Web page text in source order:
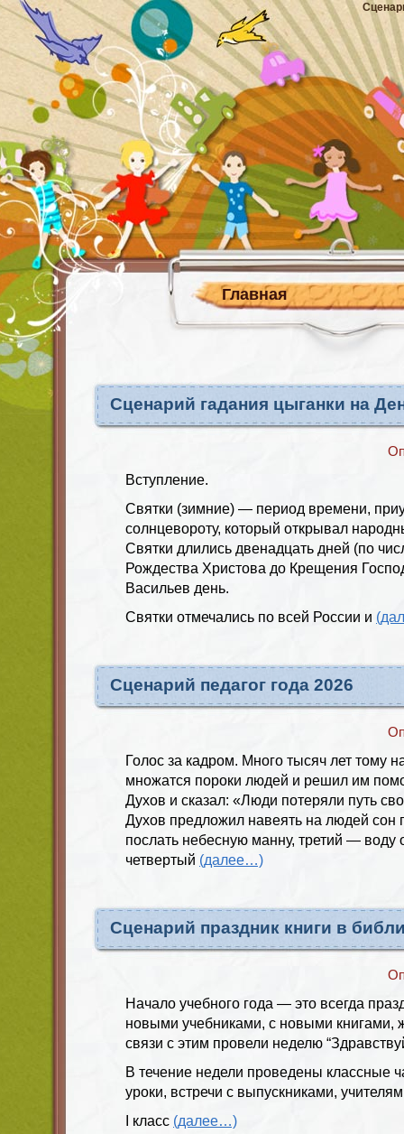
Главная
Сценарий гадания цыганки на
Вступление.
Святки (зимние) — период времени,
солнцевороту, который открывал
Святки длились двенадцать дней (по
Рождества Христова до Крещения
Васильев день.
Святки отмечались по всей России и
Сценарий педагог года 2026
Голос за кадром. Много тысяч лет тому
множатся пороки людей и решил им
Духов и сказал: «Люди потеряли путь
Духов предложил навеять на людей сон
послать небесную манну, третий — воду
четвертый (далее…)
Сценарий праздник книги в
Начало учебного года — это всегда
новыми учебниками, с новыми книгами,
связи с этим провели неделю
В течение недели проведены классные
уроки, встречи с выпускниками,
I класс (далее…)